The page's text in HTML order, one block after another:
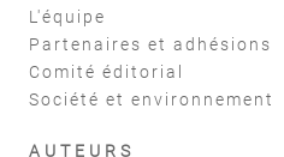
L'équipe
Partenaires et adhésions
Comité éditorial
Société et environnement
AUTEURS